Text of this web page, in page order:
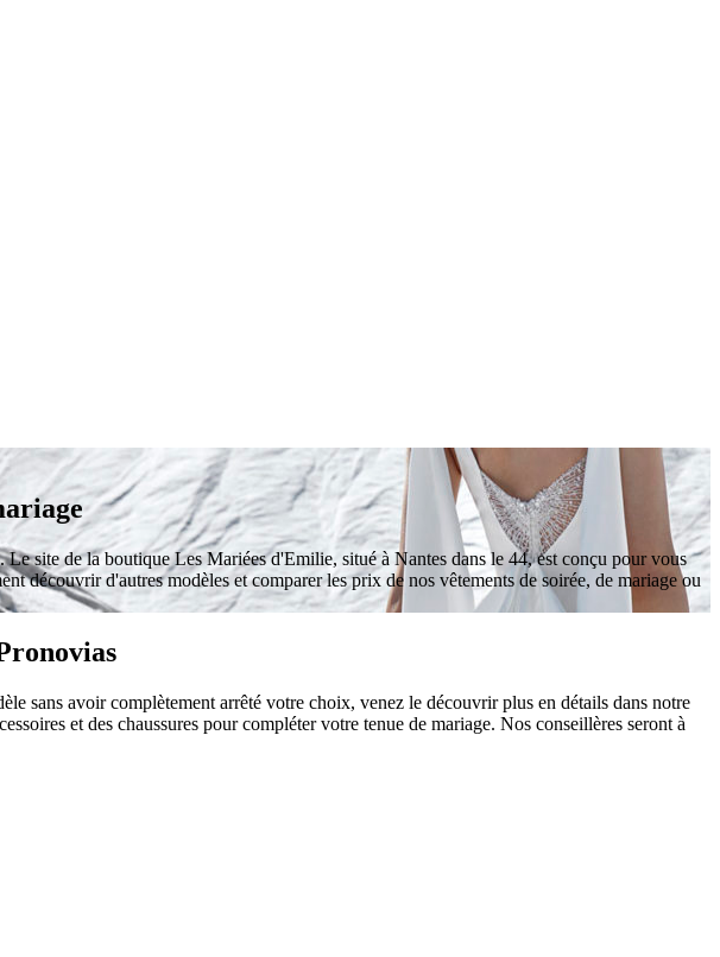
site de la boutique Les Mariées d'Emilie, situé à Nantes dans le 44, est conçu pour vous
découvrir d'autres modèles et comparer les prix de nos vêtements de soirée, de mariage ou
sans avoir complètement arrêté votre choix, venez le découvrir plus en détails dans notre
et des chaussures pour compléter votre tenue de mariage. Nos conseillères seront à